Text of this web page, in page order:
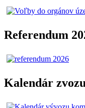
Referendum
Kalendár